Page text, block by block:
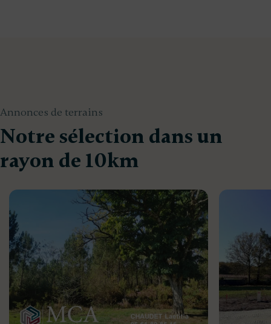
Annonces de terrains
Notre sélection dans un
rayon de 10km